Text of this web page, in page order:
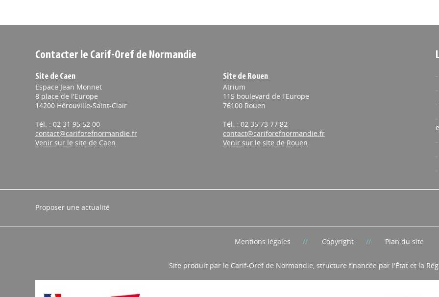
Contacter le Carif-Oref de Normandie
Site de Caen
Espace Jean Monnet
8 place de l'Europe
14200 Hérouville-Saint-Clair
Tél. : 02 31 95 52 00
contact@cariforefnormandie.fr
Venir sur le site de Caen
Site de Rouen
Atrium
115 boulevard de l'Europe
76100 Rouen
Tél. : 02 35 73 77 82
contact@cariforefnormandie.fr
Venir sur le site de Rouen
Proposer une actualité
Mentions légales Copyright Plan du site
Site produit par le Carif-Oref de Normandie, structure financée par l'État et la